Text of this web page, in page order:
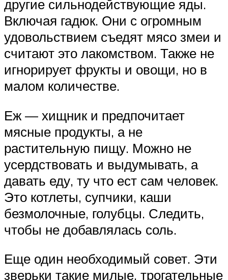
другие сильнодействующие яды.
Включая гадюк. Они с огромным
удовольствием съедят мясо змеи и
считают это лакомством. Также не
игнорирует фрукты и овощи, но в
малом количестве.
Еж — хищник и предпочитает
мясные продукты, а не
растительную пищу. Можно не
усердствовать и выдумывать, а
давать еду, ту что ест сам человек.
Это котлеты, супчики, каши
безмолочные, голубцы. Следить,
чтобы не добавлялась соль.
Еще один необходимый совет. Эти
зверьки такие милые, трогательные